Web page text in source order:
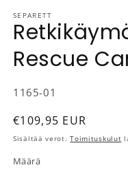
SEPARETT
Rescue
SKU-koodi:
1165-01
Normaalihinta
€109,95 EUR
Sisältää verot.Toimituskulut
Määrä
Määrä